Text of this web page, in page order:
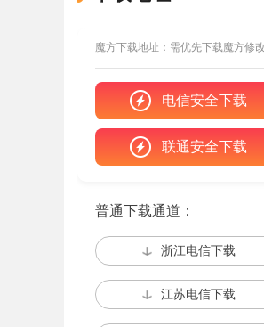
独创 “精神健康监测系
扩大，甚至死判定。收集特
1、资源管理与生存策略
玩家需精打细算氧气、
衡行动节奏 —— 冒进加速疯
魔方下载地址：需优先下载魔方修
电信安全下载
联通安全下载
普通下载通道：
浙江电信下载
江苏电信下载